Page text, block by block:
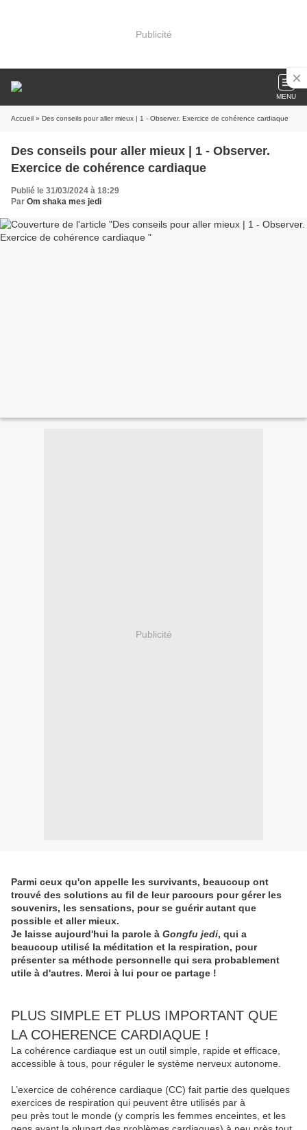
Publicité
MENU
Accueil » Des conseils pour aller mieux | 1 - Observer. Exercice de cohérence cardiaque
Des conseils pour aller mieux | 1 - Observer.
Exercice de cohérence cardiaque
Publié le 31/03/2024 à 18:29
Par Om shaka mes jedi
Publicité
Parmi ceux qu'on appelle les survivants, beaucoup ont
trouvé des solutions au fil de leur parcours pour gérer les
souvenirs, les sensations, pour se guérir autant que
possible et aller mieux.
Je laisse aujourd'hui la parole à Gongfu jedi, qui a
beaucoup utilisé la méditation et la respiration, pour
présenter sa méthode personnelle qui sera probablement
utile à d'autres. Merci à lui pour ce partage !
PLUS SIMPLE ET PLUS IMPORTANT QUE
LA COHERENCE CARDIAQUE !
La cohérence cardiaque est un outil simple, rapide et efficace,
accessible à tous, pour réguler le système nerveux autonome.
L’exercice de cohérence cardiaque (CC) fait partie des quelques
exercices de respiration qui peuvent être utilisés par à
peu près tout le monde (y compris les femmes enceintes, et les